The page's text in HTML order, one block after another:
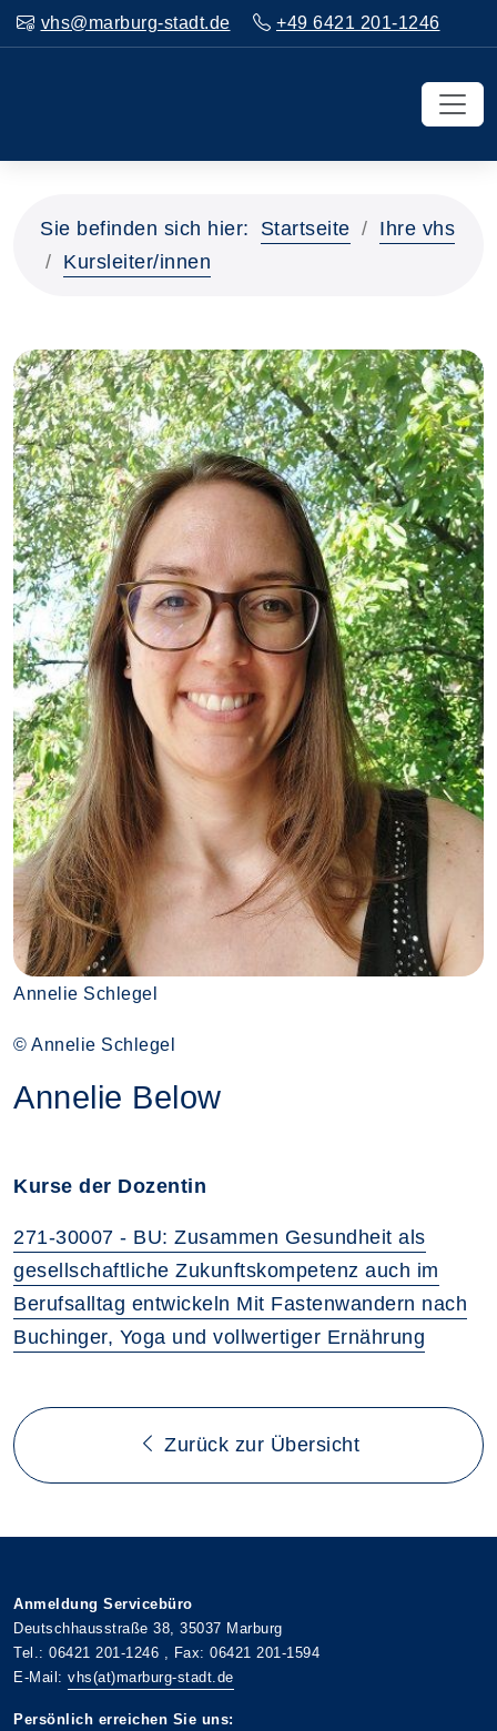
vhs@marburg-stadt.de +49 6421 201-1246
Sie befinden sich hier: Startseite
Ihre vhs
Kursleiter/innen
Annelie Schlegel
© Annelie Schlegel
Annelie Below
Kurse der Dozentin
271-30007 - BU: Zusammen Gesundheit als
gesellschaftliche Zukunftskompetenz auch im
Berufsalltag entwickeln Mit Fastenwandern nach
Buchinger, Yoga und vollwertiger Ernährung
Zurück zur Übersicht
Anmeldung Servicebüro
Deutschhausstraße 38, 35037 Marburg
Tel.: 06421 201-1246 , Fax: 06421 201-1594
E-Mail: vhs(at)marburg-stadt.de
Persönlich erreichen Sie uns: